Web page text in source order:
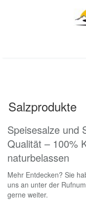
Salzprodukte
Speisesalze und
Qualität – 100%
naturbelassen
Mehr Entdecken? Sie
uns an unter der
gerne weiter.